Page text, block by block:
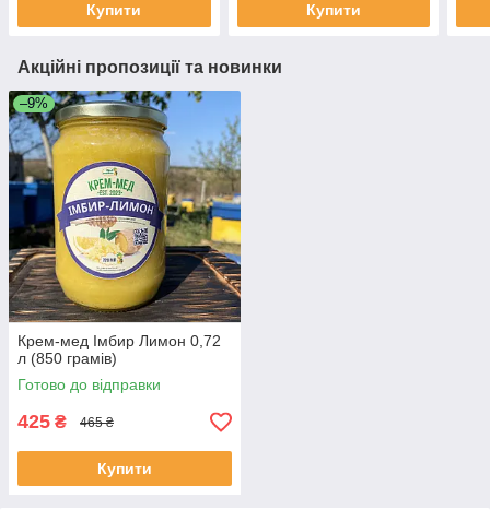
Купити Купити
Акційні пропозиції та новинки
–9%
Крем-мед Імбир Лимон 0,72
л (850 грамів)
Готово до відправки
425 ₴ 465 ₴
Купити